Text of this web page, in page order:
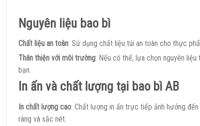
Nguyên liệu bao bì
Chất liệu an toàn: Sử dụng chất liệu túi an toàn cho thực
Thân thiện với môi trường: Nếu có thể, lựa chọn nguyên
bạn.
In ấn và chất lượng tại bao bì AB
In chất lượng cao: Chất lượng in ấn trực tiếp ảnh hưởng
ràng và sắc nét.